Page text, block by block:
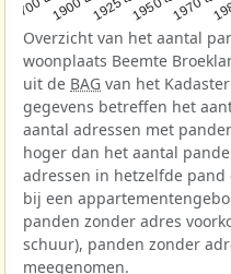
Overzicht van het aantal
woonplaats Beemte
uit de BAG van het
gegevens betreffen het
aantal adressen met
hoger dan het aantal
adressen in hetzelfde
bij een
panden zonder adres
schuur), panden zonder
meegenomen.